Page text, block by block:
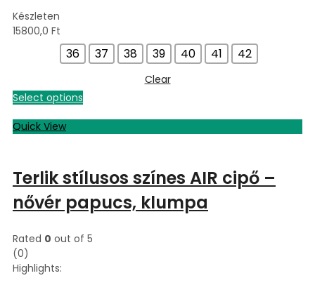
Készleten
15800,0 Ft
36 37 38 39 40 41 42
Clear
Select options
Quick View
Terlik stílusos színes AIR cipő –
nővér papucs, klumpa
Rated 0 out of 5
(0)
Highlights: